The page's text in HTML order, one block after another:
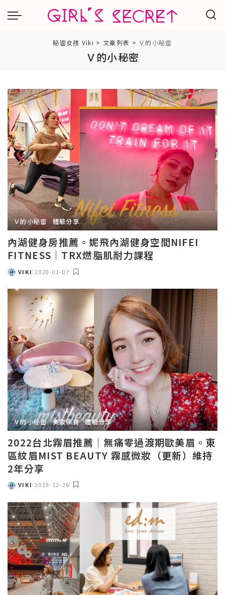
秘密女孩 Viki > 文章列表 > Ｖ的小秘密
Ｖ的小秘密
Ｖ的小秘密 體驗分享
內湖健身房推薦。妮飛內湖健身空間NIFEI
FITNESS｜TRX燃脂肌耐力課程
POSTED
VIKI 2020-01-07
Ｖ的小秘密 美妝保養 體驗分享
2022台北霧眉推薦｜無痛零過渡期歐美眉。東
區紋眉MIST BEAUTY 霧感微妝（更新）維持
2年分享
POSTED
VIKI 2019-12-26